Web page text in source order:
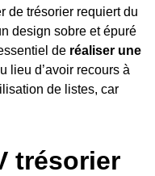
de trésorier requiert du
design sobre et épuré
de réaliser une
lieu d’avoir recours à
de listes, car
trésorier